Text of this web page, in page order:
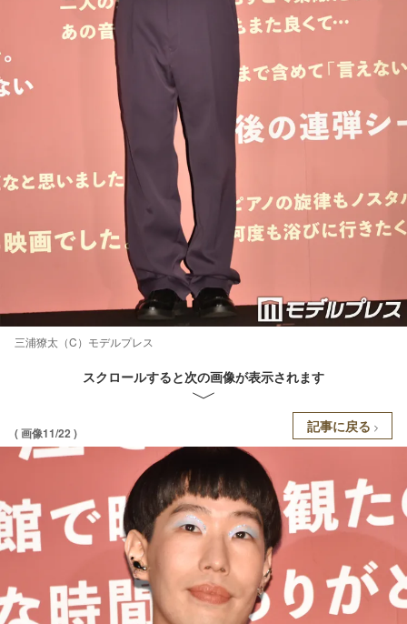
三浦獠太（C）モデルプレス
スクロールすると次の画像が表示されます
( 画像11/22 ) 記事に戻る